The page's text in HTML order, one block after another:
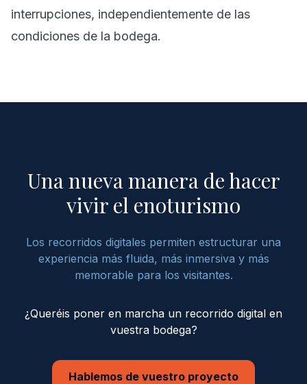
interrupciones, independientemente de las
condiciones de la bodega.
Una nueva manera de hacer
vivir el enoturismo
Los recorridos digitales permiten estructurar una
experiencia más fluida, más inmersiva y más
memorable para los visitantes.
¿Queréis poner en marcha un recorrido digital en
vuestra bodega?
Hablemos de vuestro proyecto